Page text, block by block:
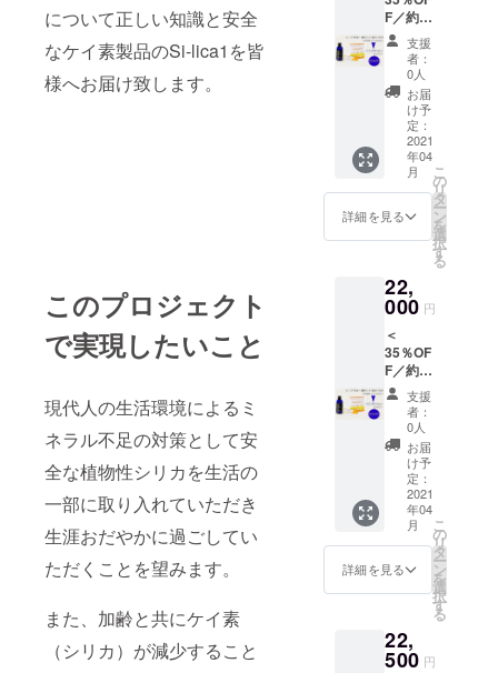
について正しい知識と安全
なケイ素製品のSi-lica1を皆
様へお届け致します。
このプロジェクト
で実現したいこと
現代人の生活環境によるミ
ネラル不足の対策として安
全な植物性シリカを生活の
一部に取り入れていただき
生涯おだやかに過ごしてい
ただくことを望みます。
また、加齢と共にケイ素
（シリカ）が減少すること
しお客様の
ニーズに答
えるような
商品も製造
しておりま
全ては永遠
の美と、永
遠の若さ、
永遠の健康
歩んでいき
ておりま
事業者：ヘ
リーン株式
会社
代表取締
役：半澤 久
弥子
info@healthy
てお届
けいた
しま
す。 ※
送料込
み ※こ
ちらの
商品は
軽減税
率対象
のた
め、税
F／約
1ヶ月分
＞ ★Si-
lica1（
シリカ
ワン）
内容
量：
140mL
★リポ
ナノC
内容
量：
75g(2.5
定価
17,000
円（税
込）の
とこ
ろ、
35％OF
11,000
円（税
込）に
てお届
けいた
しま
す。 ※
送料込
み ※こ
率対象
のた
支援
者：
0人
お届
け予
定：
2021
年04
月
詳細を見る
こ
の
リ
タ
ー
ン
を
選
択
す
る
22,
000 円
＜
35％OF
F／約
2ヶ月分
＞ ★Si-
lica1（
シリカ
ワン）
内容
量：
140mL
×2本 ★
リポナ
ノC
内容
量：
g×30袋)
×2箱 定
支援
者：
0人
お届
け予
定：
2021
年04
月
詳細を見る
こ
の
リ
タ
ー
ン
を
選
択
す
る
22,
500 円